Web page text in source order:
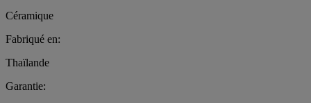
Céramique
Fabriqué en:
Thaïlande
Garantie: